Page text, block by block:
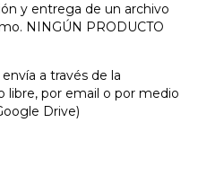
y entrega de un archivo
NINGÚN PRODUCTO
a través de la
libre, por email o por medio
Drive)